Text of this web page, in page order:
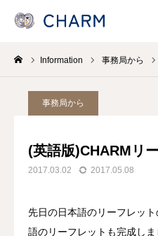
Information 事務局から
事務局から
(英語版)CHARMリ
2017.03.02 2017.05.08
先日の日本語のリーフレッ
語のリーフレットも完成しま
News
Telephone Consult